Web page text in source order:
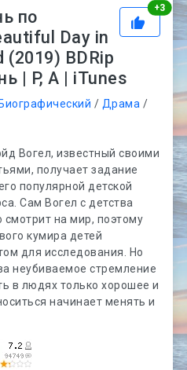
+3
по
Day in
(2019) BDRip
| P, A | iTunes
Биографический / Драма /
Вогел, известный своими
получает задание
популярной детской
Сам Вогел с детства
на мир, поэтому
кумира детей
для исследования. Но
неубиваемое стремление
в людях только хорошее и
начинает менять и